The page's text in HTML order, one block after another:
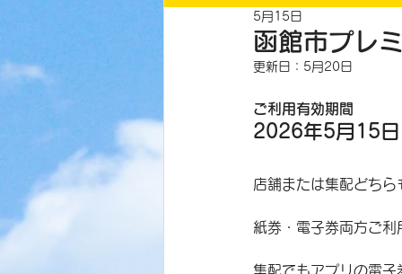
函館市プレ
5月15日
更新日： 5月20日
ご利用有効期間
2026年5月15
店舗または集配どち
紙券・電子券両方ご利
集配でもアプリの電